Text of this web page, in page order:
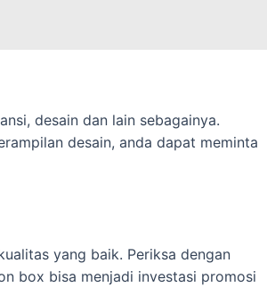
desain dan lain sebagainya.
desain, anda dapat meminta
yang baik. Periksa dengan
box bisa menjadi investasi promosi